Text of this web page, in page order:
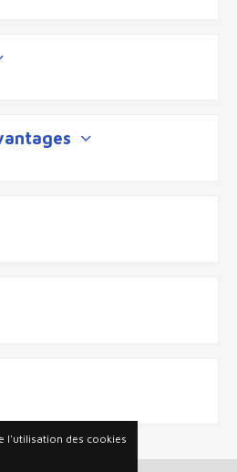
l'utilisation des cookies